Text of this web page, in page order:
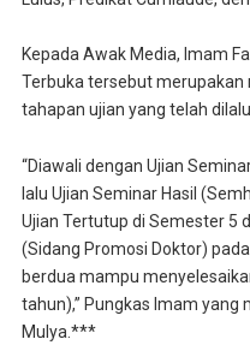
Kepada Awak Media, Imam
Terbuka tersebut merupakan
tahapan ujian yang telah
“Diawali dengan Ujian
lalu Ujian Seminar Hasil
Ujian Tertutup di Semester 5
(Sidang Promosi Doktor)
berdua mampu
tahun),” Pungkas Imam yang
Mulya.***